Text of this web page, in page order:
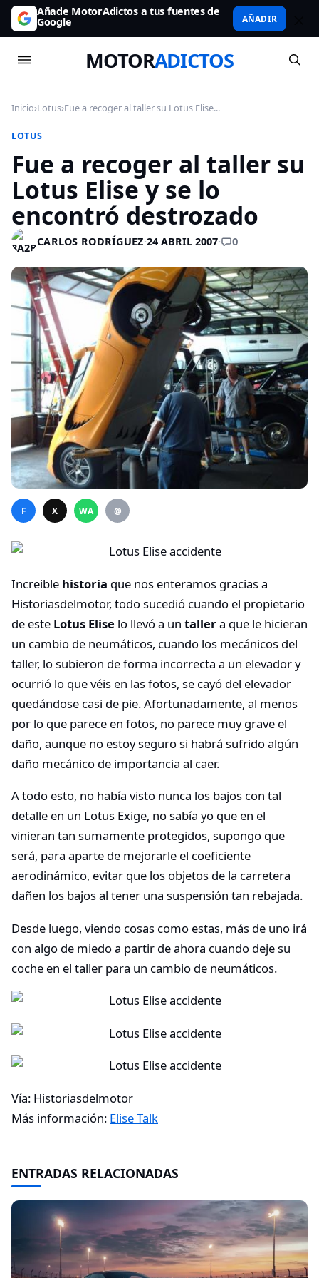
Añade MotorAdictos a tus fuentes de
Google AÑADIR
MOTORADICTOS
Inicio›Lotus›Fue a recoger al taller su Lotus Elise...
LOTUS
Fue a recoger al taller su
Lotus Elise y se lo
encontró destrozado
CARLOS RODRÍGUEZ·24 ABRIL 2007· 0
F X WA @
Increible historia que nos enteramos gracias a
Historiasdelmotor, todo sucedió cuando el propietario
de este Lotus Elise lo llevó a un tallera que le hicieran
un cambio de neumáticos, cuando los mecánicos del
taller, lo subieron de forma incorrecta a un elevador y
ocurrió lo que véis en las fotos, se cayó del elevador
quedándose casi de pie. Afortunadamente, al menos
por lo que parece en fotos, no parece muy grave el
daño, aunque no estoy seguro si habrá sufrido algún
daño mecánico de importancia al caer.
A todo esto, no había visto nunca los bajos con tal
detalle en un Lotus Exige, no sabía yo que en el
vinieran tan sumamente protegidos, supongo que
será, para aparte de mejorarle el coeficiente
aerodinámico, evitar que los objetos de la carretera
dañen los bajos al tener una suspensión tan rebajada.
Desde luego, viendo cosas como estas, más de uno irá
con algo de miedo a partir de ahora cuando deje su
coche en el taller para un cambio de neumáticos.
Vía: Historiasdelmotor
Más información: Elise Talk
ENTRADAS RELACIONADAS